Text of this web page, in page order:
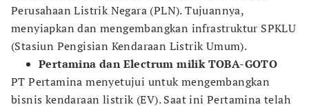
Perusahaan Listrik Negara (PLN). Tujuannya,
menyiapkan dan mengembangkan infrastruktur SPKLU
(Stasiun Pengisian Kendaraan Listrik Umum).
Pertamina dan Electrum milik TOBA-GOTO
PT Pertamina menyetujui untuk mengembangkan
bisnis kendaraan listrik (EV). Saat ini Pertamina telah